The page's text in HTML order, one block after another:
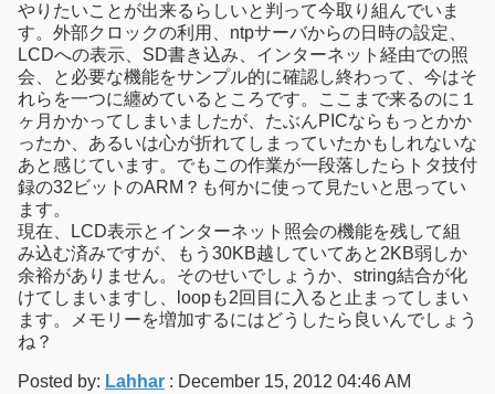
やりたいことが出来るらしいと判って今取り組んでいま
す。外部クロックの利用、ntpサーバからの日時の設定、
LCDへの表示、SD書き込み、インターネット経由での照
会、と必要な機能をサンプル的に確認し終わって、今はそ
れらを一つに纏めているところです。ここまで来るのに１
ヶ月かかってしまいましたが、たぶんPICならもっとかか
ったか、あるいは心が折れてしまっていたかもしれないな
あと感じています。でもこの作業が一段落したらトタ技付
録の32ビットのARM？も何かに使って見たいと思ってい
ます。
現在、LCD表示とインターネット照会の機能を残して組
み込む済みですが、もう30KB越していてあと2KB弱しか
余裕がありません。そのせいでしょうか、string結合が化
けてしまいますし、loopも2回目に入ると止まってしまい
ます。メモリーを増加するにはどうしたら良いんでしょう
ね？
Posted by: Lahhar : December 15, 2012 04:46 AM